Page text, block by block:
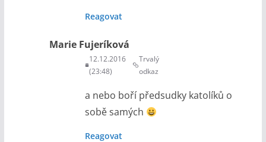
Reagovat
Marie Fujeríková
12.12.2016
(23:48)
Trvalý
odkaz
a nebo boří předsudky katolíků o
sobě samých
Reagovat